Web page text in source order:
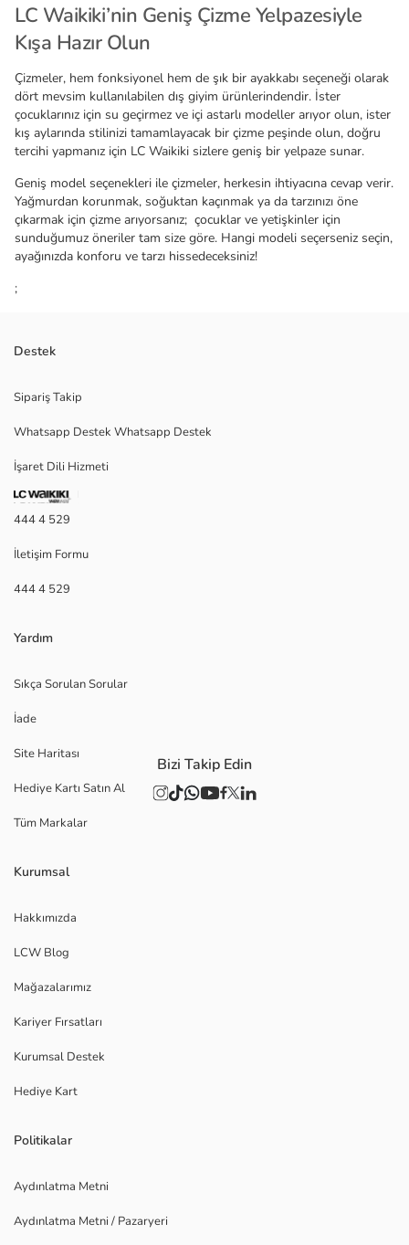
LC Waikiki’nin Geniş Çizme Yelpazesiyle
Kışa Hazır Olun
Çizmeler, hem fonksiyonel hem de şık bir ayakkabı seçeneği olarak
dört mevsim kullanılabilen dış giyim ürünlerindendir. İster
çocuklarınız için su geçirmez ve içi astarlı modeller arıyor olun, ister
kış aylarında stilinizi tamamlayacak bir çizme peşinde olun, doğru
tercihi yapmanız için LC Waikiki sizlere geniş bir yelpaze sunar.
Geniş model seçenekleri ile çizmeler, herkesin ihtiyacına cevap verir.
Yağmurdan korunmak, soğuktan kaçınmak ya da tarzınızı öne
çıkarmak için çizme arıyorsanız; çocuklar ve yetişkinler için
sunduğumuz öneriler tam size göre. Hangi modeli seçerseniz seçin,
ayağınızda konforu ve tarzı hissedeceksiniz!
;
Destek
Sipariş Takip
Whatsapp Destek Whatsapp Destek
İşaret Dili Hizmeti
444 4 529
İletişim Formu
444 4 529
Yardım
Sıkça Sorulan Sorular
İade
Site Haritası
Hediye Kartı Satın Al
Tüm Markalar
Kurumsal
Hakkımızda
LCW Blog
Mağazalarımız
Kariyer Fırsatları
Kurumsal Destek
Hediye Kart
Politikalar
Aydınlatma Metni
Aydınlatma Metni / Pazaryeri
Bizi Takip Edin